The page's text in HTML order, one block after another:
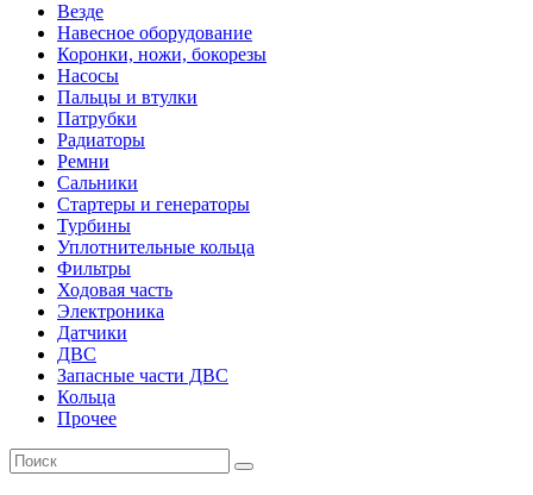
Везде
Навесное оборудование
Коронки, ножи, бокорезы
Насосы
Пальцы и втулки
Патрубки
Радиаторы
Ремни
Сальники
Стартеры и генераторы
Турбины
Уплотнительные кольца
Фильтры
Ходовая часть
Электроника
Датчики
ДВС
Запасные части ДВС
Кольца
Прочее